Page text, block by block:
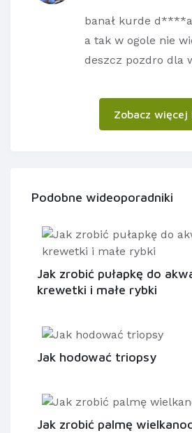
banał kurde
a tak w ogole nie
deszcz pozdro dla
Zobacz więcej
Podobne wideoporadniki
Jak zrobić pułapkę do
krewetki i małe rybki
Jak hodować triopsy
Jak zrobić palmę